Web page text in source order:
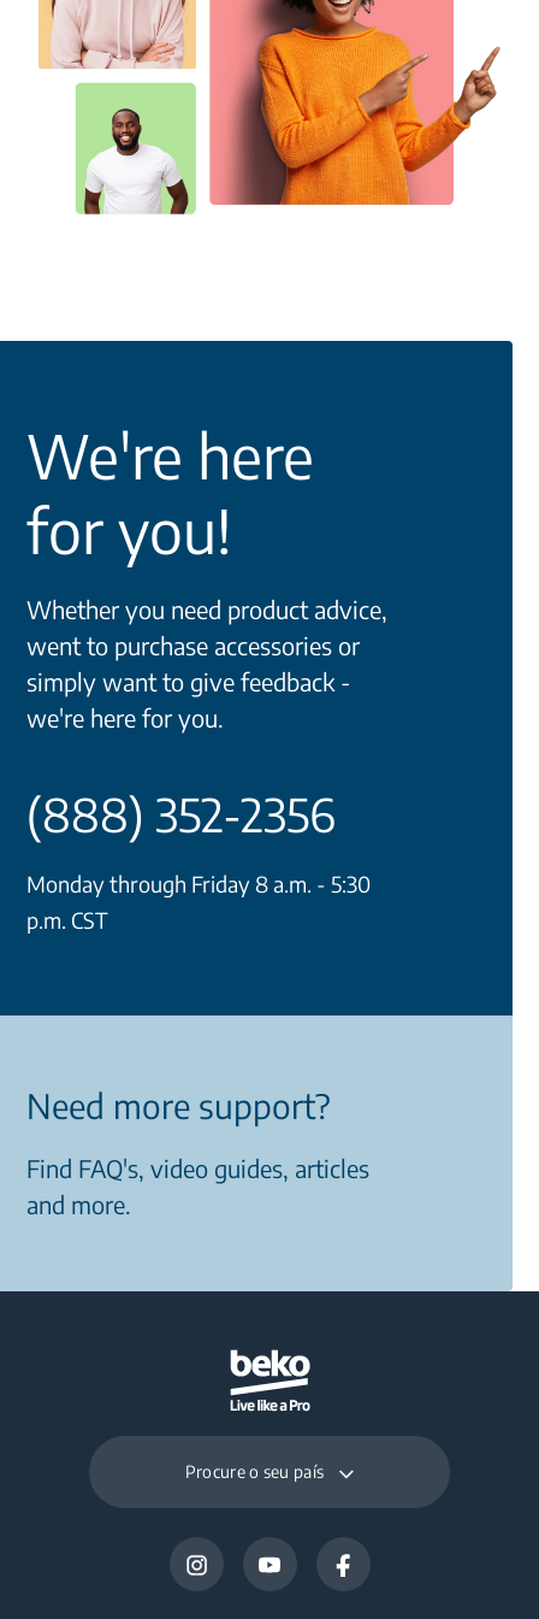
We're here
for you!
Whether you need product advice,
went to purchase accessories or
simply want to give feedback -
we're here for you.
(888) 352-2356
Monday through Friday 8 a.m. - 5:30
p.m. CST
Need more support?
Find FAQ's, video guides, articles
and more.
Procure o seu país